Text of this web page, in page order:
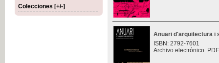
Colecciones [+/-]
Anuari d'arquitectura i
ISBN: 2792-7601
Archivo electrónico.